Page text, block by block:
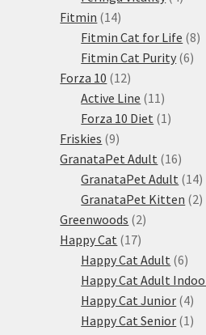
Fitmin 1414
produktů
Fitmin Cat for Life 88
Fitmin Cat Purity 66
Forza 10 1212
produktů
Active Line 11 11
produktů
Forza 10 Diet 1 1
Friskies 99
produktů
GranataPet Adult 1616
GranataPet Adult 1414
GranataPet Kitten 22
Greenwoods 22
Happy Cat 1717
produktů
Happy Cat Adult 66
Happy Cat Adult
Happy Cat Junior 44
Happy Cat Senior 1 1